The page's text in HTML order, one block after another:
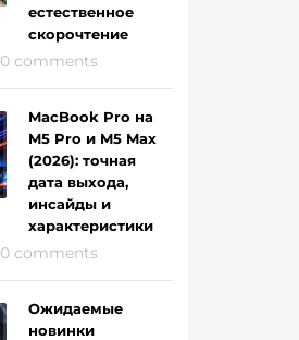
естественное
скорочтение
0 comments
MacBook Pro на
M5 Pro и M5 Max
(2026): точная
дата выхода,
инсайды и
характеристики
0 comments
Ожидаемые
новинки